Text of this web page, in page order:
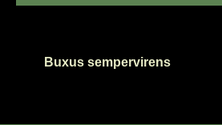
Buxus sempervirens